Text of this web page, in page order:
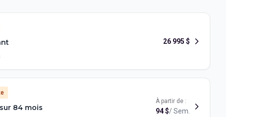
26 995 $
84 mois
À partir de :
94$/Sem.